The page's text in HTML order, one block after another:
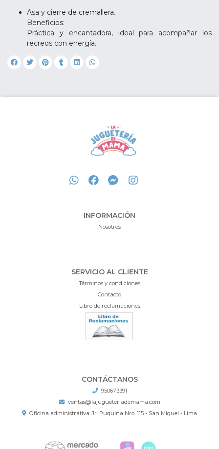
Asa y cierre de cremallera.
Beneficios:
Práctica y encantadora, ideal para acompañar los
recreos con energía.
INFORMACIÓN
Nosotros
SERVICIO AL CLIENTE
Términos y condiciones
Contacto
Libro de reclamaciones
CONTÁCTANOS
950673391
ventas@lajugueteriademama.com
Oficina administrativa: Jr. Puquina Nro. 115 - San Miguel - Lima